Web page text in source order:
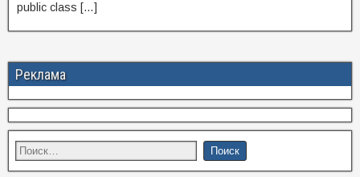
public class […]
Реклама